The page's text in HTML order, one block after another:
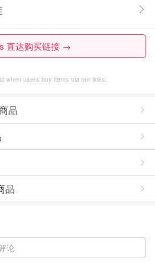
直达购买链接 →
when users buy items via our links.
品
品
论